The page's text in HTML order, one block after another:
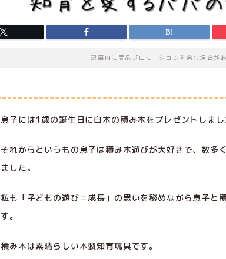
記事内に商品プロモーションを含む場合が
息子には1歳の誕生日に白木の積み木をプレゼントしまし
それからというもの息子は積み木遊びが大好きで、数多
ました。
私も「子どもの遊び＝成長」の思いを秘めながら息子と
す。
積み木は素晴らしい木製知育玩具です。